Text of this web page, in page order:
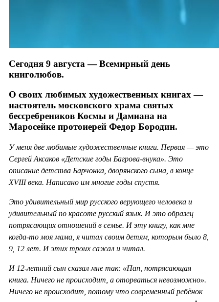
Сегодня 9 августа — Всемирный день
книголюбов.
О своих любимых художественных книгах —
настоятель московского храма святых
бессребреников Космы и Дамиана на
Маросейке протоиерей Федор Бородин.
У меня две любимые художественные книги. Первая — это
Сергей Аксаков «Детские годы Багрова-внука». Это
описание детства Барчонка, дворянского сына, в конце
XVIII века. Написано им многие годы спустя.
Это удивительный мир русского верующего человека и
удивительный по красоте русский язык. И это образец
потрясающих отношений в семье. И эту книгу, как мне
когда-то моя мама, я читал своим детям, которым было 8,
9, 12 лет. И этих троих сажал и читал.
И 12-летний сын сказал мне так: «Пап, потрясающая
книга. Ничего не происходит, а оторваться невозможно».
Ничего не происходит, потому что современный ребёнок